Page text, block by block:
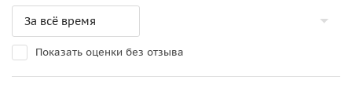
Показать оценки без отзыва